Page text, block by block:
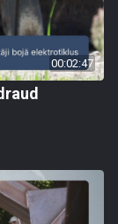
00:02:47